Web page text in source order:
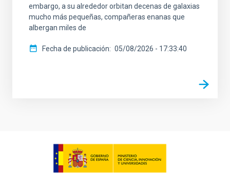
embargo, a su alrededor orbitan decenas de galaxias
mucho más pequeñas, compañeras enanas que
albergan miles de
Fecha de publicación 05/08/2026 - 17:33:40